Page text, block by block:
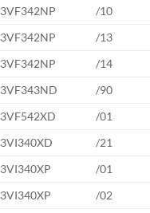
3VF342NP
/10
3VF342NP
/13
3VF342NP
/14
3VF343ND
/90
3VF542XD
/01
3VI340XD
/21
3VI340XP
/01
3VI340XP
/02